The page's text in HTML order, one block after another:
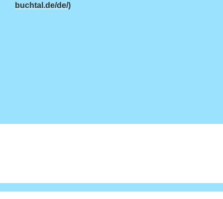
buchtal.de/de/)